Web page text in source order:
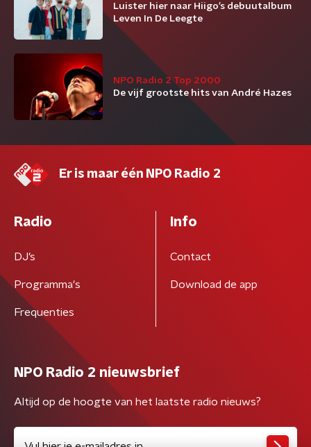
Luister hier naar Hiigo’s debuutalbum
Leven In De Leegte
NPO Radio 2 Top 2000
De vijf grootste hits van André Hazes
Er is maar één NPO Radio 2
Radio
DJ’s
Programma's
Frequenties
Info
Contact
Download de app
NPO Radio 2 nieuwsbrief
Altijd op de hoogte van het laatste radio nieuws?